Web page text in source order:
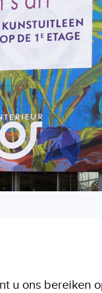
u ons bereiken